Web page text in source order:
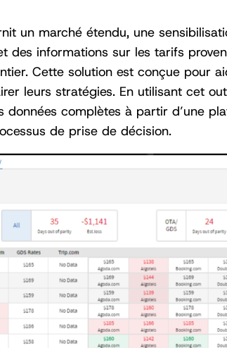
un marché étendu, une
des informations sur les tarifs
Cette solution est conçue pour
leurs stratégies. En utilisant cet
complètes à partir d’une
de prise de décision.